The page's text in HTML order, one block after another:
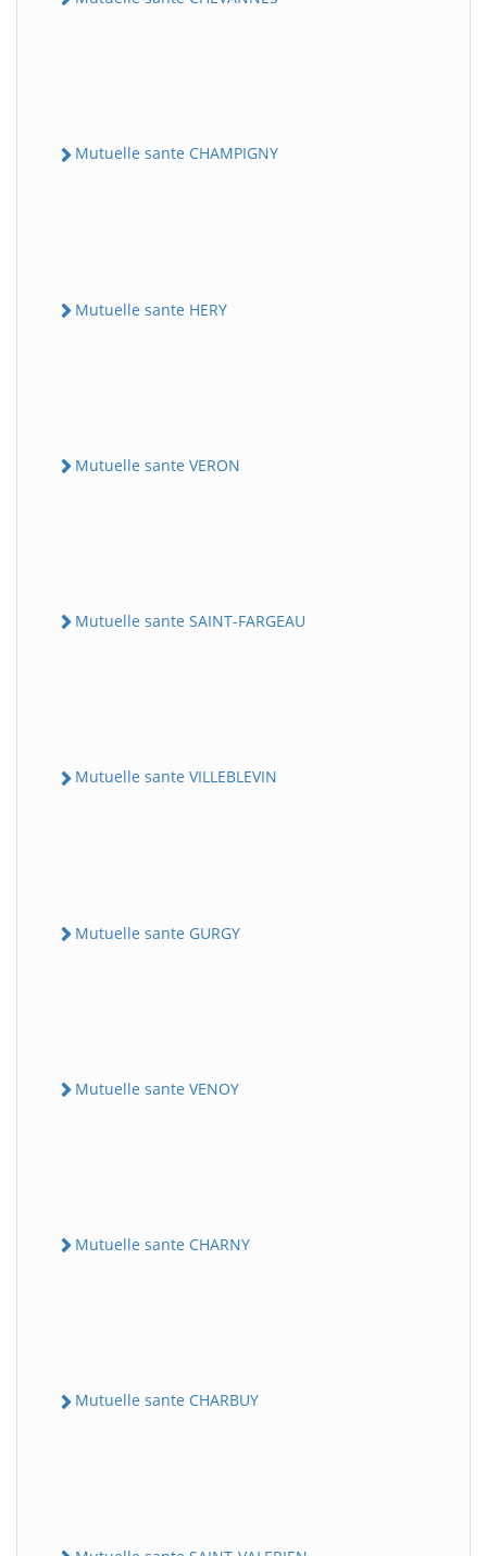
Mutuelle sante CHAMPIGNY
Mutuelle sante HERY
Mutuelle sante VERON
Mutuelle sante SAINT-FARGEAU
Mutuelle sante VILLEBLEVIN
Mutuelle sante GURGY
Mutuelle sante VENOY
Mutuelle sante CHARNY
Mutuelle sante CHARBUY